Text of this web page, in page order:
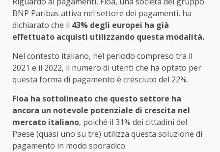
BNP Paribas attiva nel settore dei pagamenti, ha
dichiarato che il 43% degli europei ha già
effettuato acquisti utilizzando questa modalità.
Nel contesto italiano, nel periodo compreso tra il
2021 e il 2022, il numero di utenti che ha optato per
questa forma di pagamento è cresciuto del 22%.
Floa ha sottolineato che questo settore ha
ancora un notevole potenziale di crescita nel
mercato italiano, poiché il 31% dei cittadini del
Paese (quasi uno su tre) utilizza questa soluzione di
pagamento in modo sporadico.